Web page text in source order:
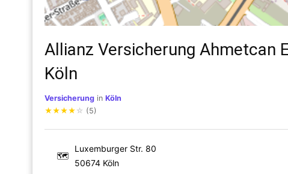
Allianz Versicherung Ahmetcan
Köln
Versicherung in Köln
★★★★ ☆ (5)
🗺
Luxemburger Str. 80
50674 Köln